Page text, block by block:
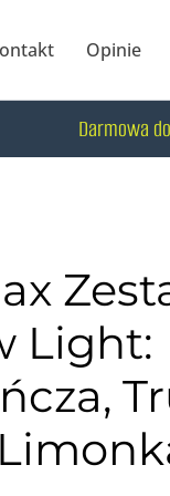
Opinie
Darmowa
Light: